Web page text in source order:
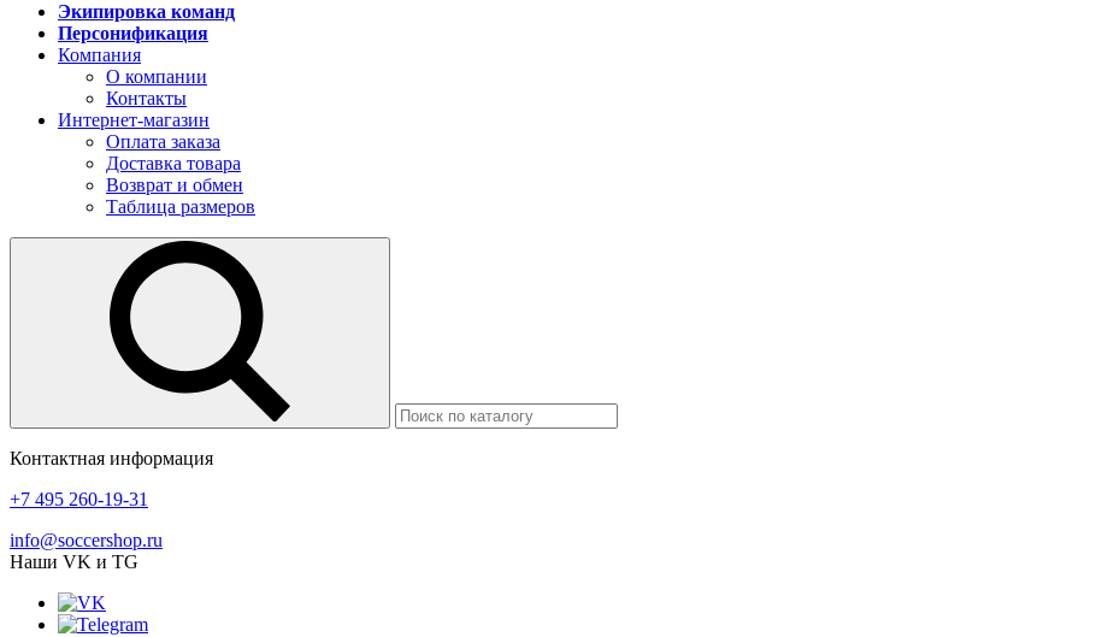
Экипировка команд
Персонификация
Компания
О компании
Контакты
Интернет-магазин
Оплата заказа
Доставка товара
Возврат и обмен
Таблица размеров
Контактная информация
+7 495 260-19-31
info@soccershop.ru
Наши VK и TG